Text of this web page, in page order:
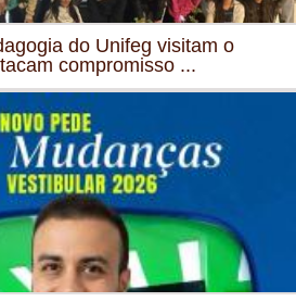
do Unifeg visitam o
compromisso ...